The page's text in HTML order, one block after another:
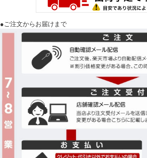
●ご注文からお届けまで